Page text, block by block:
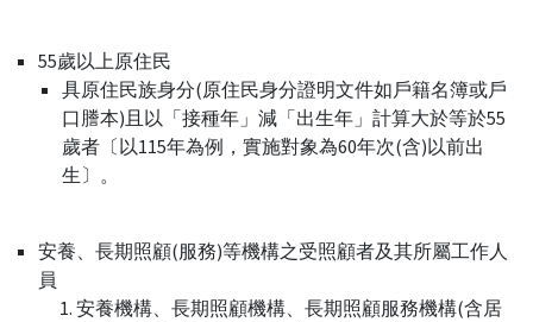
55歲以上原住民
具原住民族身分(原住民身分證明文件如戶籍名簿或戶
口謄本)且以「接種年」減「出生年」計算大於等於55
歲者〔以115年為例，實施對象為60年次(含)以前出
生〕。
安養、長期照顧(服務)等機構之受照顧者及其所屬工作人
員
安養機構、長期照顧機構、長期照顧服務機構(含居